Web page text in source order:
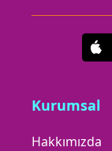
Kurumsal
Hakkımızda